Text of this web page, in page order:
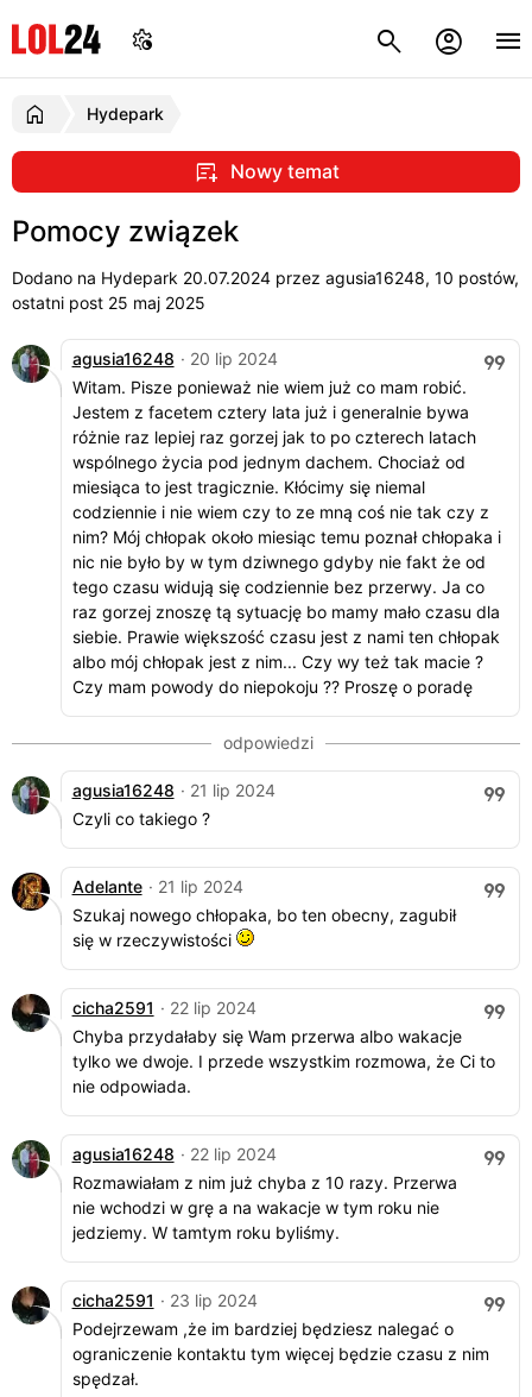
Hydepark
Nowy temat
Pomocy związek
Dodano na Hydepark 20.07.2024 przez agusia16248, 10 postów,
ostatni post 25 maj 2025
agusia16248 · 20 lip 2024
Witam. Pisze ponieważ nie wiem już co mam robić.
Jestem z facetem cztery lata już i generalnie bywa
różnie raz lepiej raz gorzej jak to po czterech latach
wspólnego życia pod jednym dachem. Chociaż od
miesiąca to jest tragicznie. Kłócimy się niemal
codziennie i nie wiem czy to ze mną coś nie tak czy z
nim? Mój chłopak około miesiąc temu poznał chłopaka i
nic nie było by w tym dziwnego gdyby nie fakt że od
tego czasu widują się codziennie bez przerwy. Ja co
raz gorzej znoszę tą sytuację bo mamy mało czasu dla
siebie. Prawie większość czasu jest z nami ten chłopak
albo mój chłopak jest z nim... Czy wy też tak macie ?
Czy mam powody do niepokoju ?? Proszę o poradę
agusia16248 · 21 lip 2024
Czyli co takiego ?
Adelante · 21 lip 2024
Szukaj nowego chłopaka, bo ten obecny, zagubił
się w rzeczywistości
cicha2591 · 22 lip 2024
Chyba przydałaby się Wam przerwa albo wakacje
tylko we dwoje. I przede wszystkim rozmowa, że Ci to
nie odpowiada.
agusia16248 · 22 lip 2024
Rozmawiałam z nim już chyba z 10 razy. Przerwa
nie wchodzi w grę a na wakacje w tym roku nie
jedziemy. W tamtym roku byliśmy.
cicha2591 · 23 lip 2024
Podejrzewam ,że im bardziej będziesz nalegać o
ograniczenie kontaktu tym więcej będzie czasu z nim
spędzał.